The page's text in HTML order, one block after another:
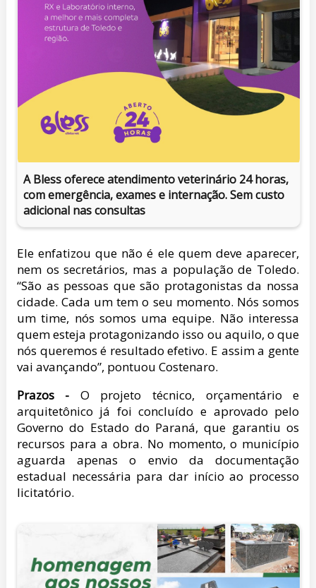
A Bless oferece atendimento veterinário 24 horas,
com emergência, exames e internação. Sem custo
adicional nas consultas
Ele enfatizou que não é ele quem deve aparecer,
nem os secretários, mas a população de Toledo.
“São as pessoas que são protagonistas da nossa
cidade. Cada um tem o seu momento. Nós somos
um time, nós somos uma equipe. Não interessa
quem esteja protagonizando isso ou aquilo, o que
nós queremos é resultado efetivo. E assim a gente
vai avançando”, pontuou Costenaro.
Prazos - O projeto técnico, orçamentário e
arquitetônico já foi concluído e aprovado pelo
Governo do Estado do Paraná, que garantiu os
recursos para a obra. No momento, o município
aguarda apenas o envio da documentação
estadual necessária para dar início ao processo
licitatório.